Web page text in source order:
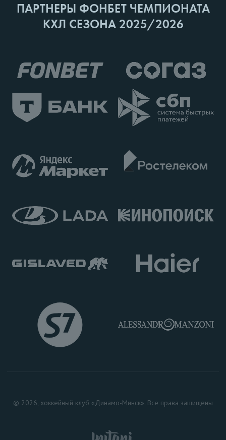
ПАРТНЕРЫ ФОНБЕТ ЧЕМПИОНАТА
КХЛ СЕЗОНА 2025/2026
© 2026, хоккейный клуб «Динамо-Минск». Все права защищены